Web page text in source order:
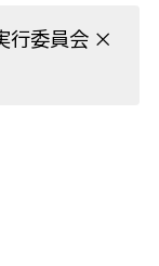
行委員会 ×